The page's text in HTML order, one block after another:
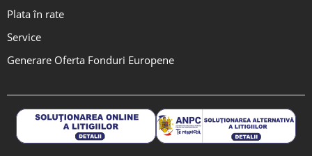
Plata în rate
Service
Generare Oferta Fonduri Europene